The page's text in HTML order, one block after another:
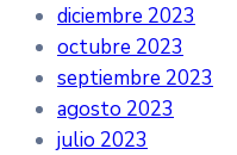
diciembre 2023
octubre 2023
septiembre 2023
agosto 2023
julio 2023